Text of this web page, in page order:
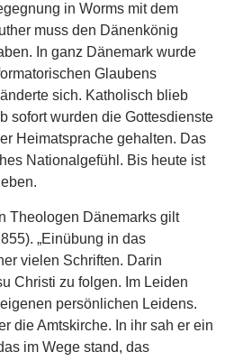
in Worms mit dem
muss den Dänenkönig
In ganz Dänemark wurde
Glaubens
sich. Katholisch blieb
sofort wurden die Gottesdienste
Heimatsprache gehalten. Das
Nationalgefühl. Bis heute ist
Theologen Dänemarks gilt
„Einübung in das
vielen Schriften. Darin
Christi zu folgen. Im Leiden
persönlichen Leidens.
die Amtskirche. In ihr sah er ein
im Wege stand, das